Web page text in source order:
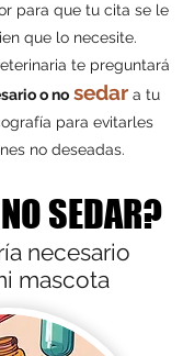
para que tu cita se le
que lo necesite.
te preguntará
o no sedara tu
para evitarles
no deseadas.
SEDAR?
SEDAR?
necesario
mascota